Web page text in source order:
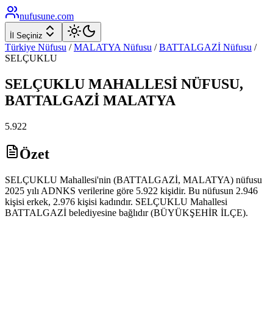
nufusune.com
İl Seçiniz
Türkiye Nüfusu / MALATYA Nüfusu / BATTALGAZİ Nüfusu /
SELÇUKLU
SELÇUKLU MAHALLESİ NÜFUSU,
BATTALGAZİ MALATYA
5.922
Özet
SELÇUKLU Mahallesi'nin (BATTALGAZİ, MALATYA) nüfusu
2025 yılı ADNKS verilerine göre 5.922 kişidir. Bu nüfusun 2.946
kişisi erkek, 2.976 kişisi kadındır. SELÇUKLU Mahallesi
BATTALGAZİ belediyesine bağlıdır (BÜYÜKŞEHİR İLÇE).